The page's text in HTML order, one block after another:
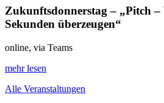
Zukunftsdonnerstag – „Pitch
Sekunden überzeugen“
online, via Teams
mehr lesen
Alle Veranstaltungen